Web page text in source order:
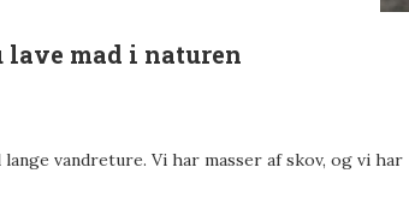
lave mad i naturen
vandreture. Vi har masser af skov, og vi har